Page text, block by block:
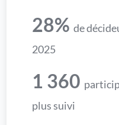
28% de
2025
1 360
plus suivi